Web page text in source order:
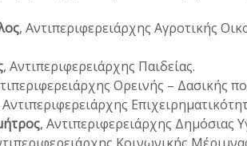
, Αντιπεριφερειάρχης Αγροτικής
, Αντιπεριφερειάρχης Παιδείας.
Ορεινής – Δασικής
Αντιπεριφερειάρχης
, Αντιπεριφερειάρχης Δημόσιας